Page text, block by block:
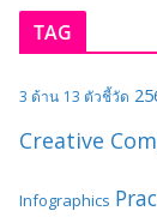
TAG
3 ด้าน 13 ตัวชี้วัด
Creative
Infographics